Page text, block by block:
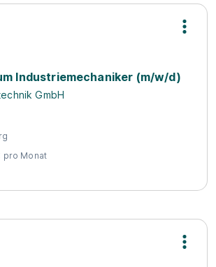
Industriemechaniker (m/w/d)
GmbH
pro Monat